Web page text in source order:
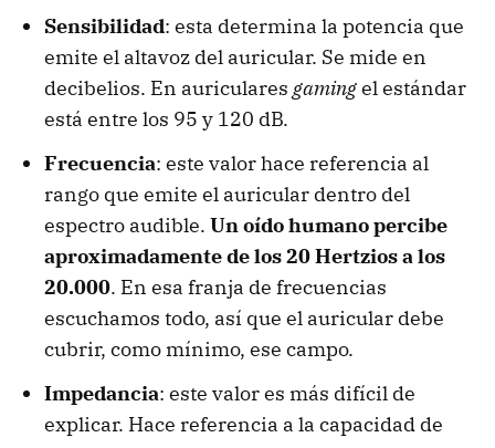
Sensibilidad: esta determina la potencia que
emite el altavoz del auricular. Se mide en
decibelios. En auriculares gamingel estándar
está entre los 95 y 120 dB.
Frecuencia: este valor hace referencia al
rango que emite el auricular dentro del
espectro audible. Un oído humano percibe
aproximadamente de los 20 Hertzios a los
20.000. En esa franja de frecuencias
escuchamos todo, así que el auricular debe
cubrir, como mínimo, ese campo.
Impedancia: este valor es más difícil de
explicar. Hace referencia a la capacidad de